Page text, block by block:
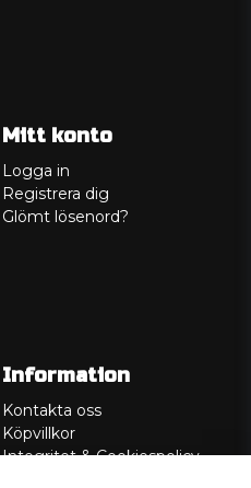
Mitt konto
Logga in
Registrera dig
Glömt lösenord?
Information
Kontakta oss
Köpvillkor
Integritet & Cookiespolicy